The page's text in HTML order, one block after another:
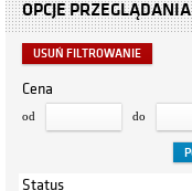
OPCJE PRZEGLĄDANIA
USUŃ FILTROWANIE
Cena
od do
Status